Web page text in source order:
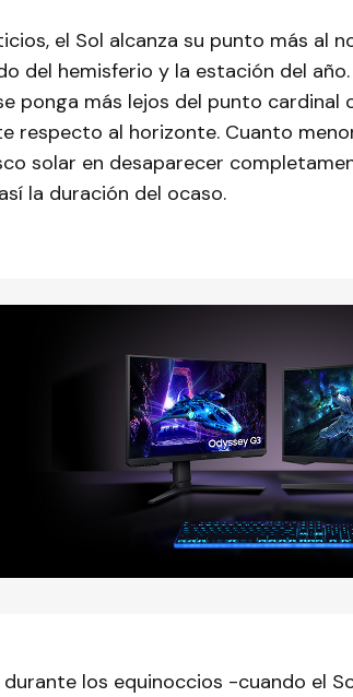
el Sol alcanza su punto más al
del hemisferio y la estación del
ponga más lejos del punto cardinal
respecto al horizonte. Cuanto
solar en desaparecer
la duración del ocaso.
durante los equinoccios -cuando el